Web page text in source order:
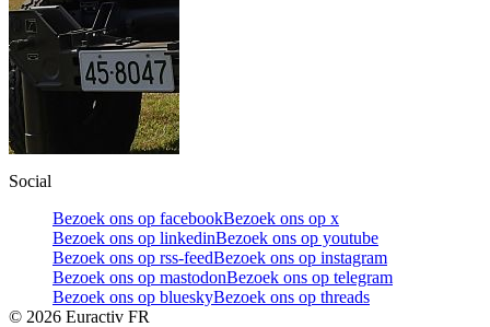
Social
Bezoek ons op facebookBezoek ons op x
Bezoek ons op linkedinBezoek ons op youtube
Bezoek ons op rss-feedBezoek ons op instagram
Bezoek ons op mastodonBezoek ons op telegram
Bezoek ons op blueskyBezoek ons op threads
© 2026 Euractiv FR